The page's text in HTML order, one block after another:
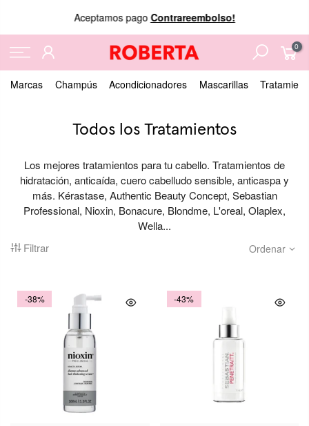
Aceptamos pago Contrareembolso!
0
Marcas Champús Acondicionadores Mascarillas
Todos los Tratamientos
Los mejores tratamientos para tu cabello. Tratamientos de
hidratación, anticaída, cuero cabelludo sensible, anticaspa y
más. Kérastase, Authentic Beauty Concept, Sebastian
Professional, Nioxin, Bonacure, Blondme, L'oreal, Olaplex,
Wella...
Filtrar
Ordenar
-38% -43%